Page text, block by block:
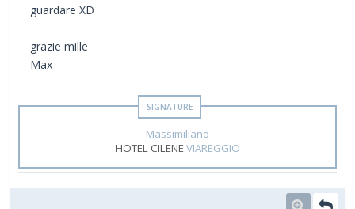
guardare XD
grazie mille
Max
Massimiliano
HOTEL CILENEVIAREGGIO